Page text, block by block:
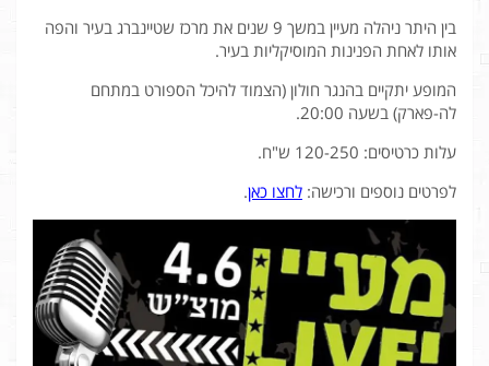
בין היתר ניהלה מעיין במשך 9 שנים את מרכז שטיינברג בעיר והפה
אותו לאחת הפנינות המוסיקליות בעיר.
המופע יתקיים בהנגר חולון (הצמוד להיכל הספורט במתחם
לה-פארק) בשעה 20:00.
עלות כרטיסים: 120-250 ש"ח.
לפרטים נוספים ורכישה: לחצו כאן.